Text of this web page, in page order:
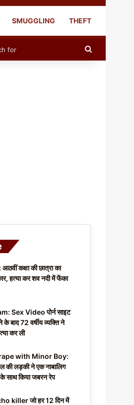
SMUGGLING THEFT
कक्षा की छात्रा का
हत्या कर शव नदी में फेंका
Sex Video पोर्न साइट
बाद 72 वर्षीय व्यक्ति ने
कर ली
with Minor Boy:
की लड़की ने एक नाबालिग
साथ किया जबरन रेप
killer जो हर 12 दिन में